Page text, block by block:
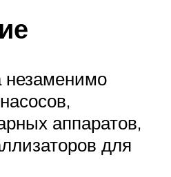
незаменимо
аппаратов,
для